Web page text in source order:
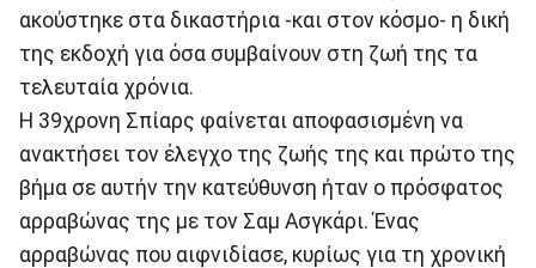
ακούστηκε στα δικαστήρια -και στον κόσμο- η δική
της εκδοχή για όσα συμβαίνουν στη ζωή της τα
τελευταία χρόνια.
Η 39χρονη Σπίαρς φαίνεται αποφασισμένη να
ανακτήσει τον έλεγχο της ζωής της και πρώτο της
βήμα σε αυτήν την κατεύθυνση ήταν ο πρόσφατος
αρραβώνας της με τον Σαμ Ασγκάρι. Ένας
αρραβώνας που αιφνιδίασε, κυρίως για τη χρονική